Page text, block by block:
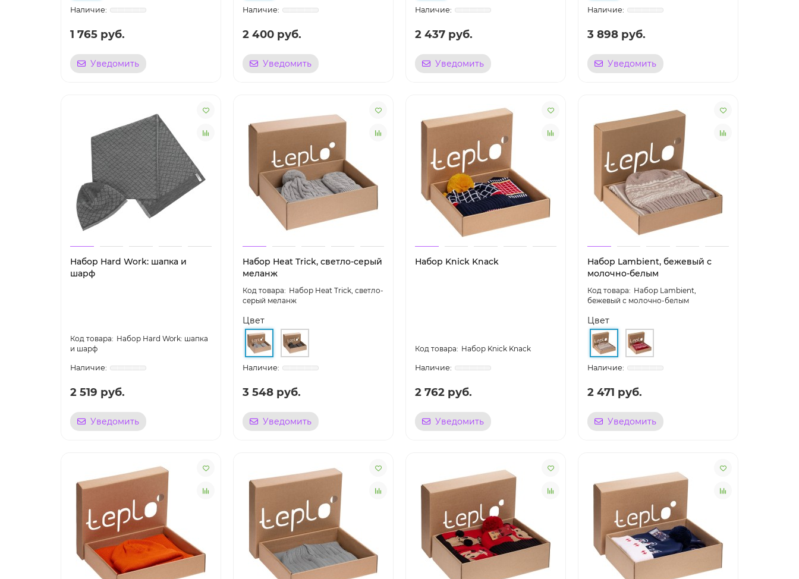
1 765 руб.
Уведомить
2 400 руб.
Уведомить
2 437 руб.
Уведомить
3 898 руб.
Уведомить
Набор Hard Work: шапка и
шарф
Набор Hard Work: шапка
и шарф
2 519 руб.
Уведомить
Набор Heat Trick, светло-серый
меланж
Набор Heat Trick, светло-
серый меланж
Цвет
3 548 руб.
Уведомить
Набор Knick Knack
Набор Knick Knack
2 762 руб.
Уведомить
Набор Lambient, бежевый с
молочно-белым
Набор Lambient,
бежевый с молочно-белым
Цвет
2 471 руб.
Уведомить